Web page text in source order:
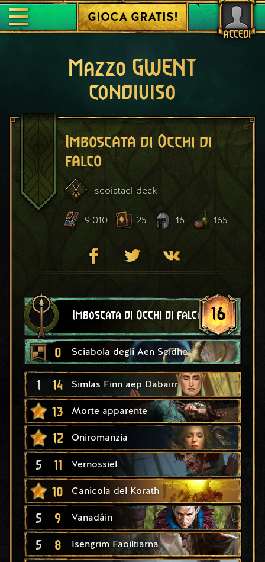
ACCEDI
GIOCA GRATIS!
Mazzo GWENT
condiviso
Imboscata di Occhi di
falco
scoiatael deck
9.010 25 16 165
Imboscata di Occhi di falco 16
0 Sciabola degli Aen Seidhe
1 14 Simlas Finn aep Dabairr
13 Morte apparente
12 Oniromanzia
5 11 Vernossiel
10 Canicola del Korath
5 9 Vanadáin
5 8 Isengrim Faoiltiarna